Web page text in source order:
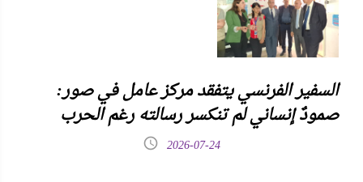
السفير الفرنسي يتفقد مركز عامل في صور:
صمودٌ إنساني لم تنكسر رسالته رغم الحرب
2026-07-24